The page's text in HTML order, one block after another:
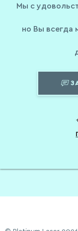
Мы с
но Вы